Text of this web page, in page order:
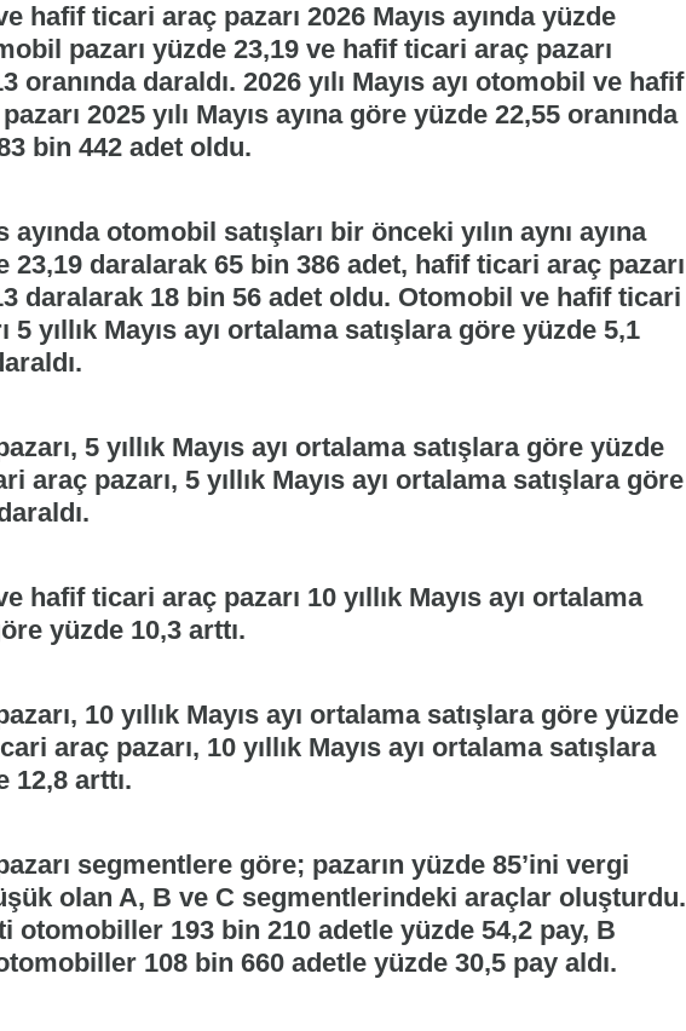
hafif ticari araç pazarı 2026 Mayıs ayında yüzde
pazarı yüzde 23,19 ve hafif ticari araç pazarı
oranında daraldı. 2026 yılı Mayıs ayı otomobil ve hafif
2025 yılı Mayıs ayına göre yüzde 22,55 oranında
bin 442 adet oldu.
ayında otomobil satışları bir önceki yılın aynı ayına
23,19 daralarak 65 bin 386 adet, hafif ticari araç pazarı
daralarak 18 bin 56 adet oldu. Otomobil ve hafif ticari
5 yıllık Mayıs ayı ortalama satışlara göre yüzde 5,1
5 yıllık Mayıs ayı ortalama satışlara göre yüzde
araç pazarı, 5 yıllık Mayıs ayı ortalama satışlara göre
hafif ticari araç pazarı 10 yıllık Mayıs ayı ortalama
yüzde 10,3 arttı.
10 yıllık Mayıs ayı ortalama satışlara göre yüzde
araç pazarı, 10 yıllık Mayıs ayı ortalama satışlara
12,8 arttı.
segmentlere göre; pazarın yüzde 85’ini vergi
olan A, B ve C segmentlerindeki araçlar oluşturdu.
otomobiller 193 bin 210 adetle yüzde 54,2 pay, B
108 bin 660 adetle yüzde 30,5 pay aldı.